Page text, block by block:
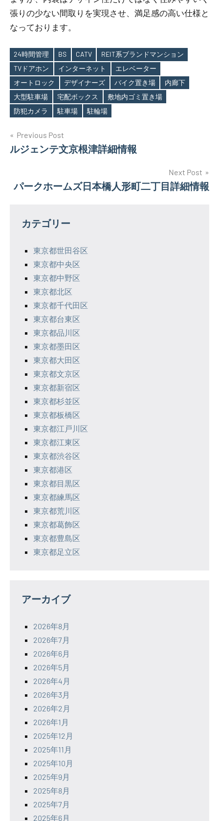
張りの少ない間取りを実現させ、満足感の高い仕様と
なっております。
Tags
24時間管理 BS CATV
REIT系ブランドマンション
TVドアホン
インターネット
エレベーター
オートロック
デザイナーズ バイク置き場
内廊下
大型駐車場
宅配ボックス
敷地内ゴミ置き場
防犯カメラ
駐車場 駐輪場
投
稿
ビ
ー
Previous Post
ルジェンテ文京根津詳細情報
Next Post
パークホームズ日本橋人形町二丁目詳細情報
カテゴリー
東京都世田谷区
東京都中央区
東京都中野区
東京都北区
東京都千代田区
東京都台東区
東京都品川区
東京都墨田区
東京都大田区
東京都文京区
東京都新宿区
東京都杉並区
東京都板橋区
東京都江戸川区
東京都江東区
東京都渋谷区
東京都港区
東京都目黒区
東京都練馬区
東京都荒川区
東京都葛飾区
東京都豊島区
東京都足立区
アーカイブ
2026年8月
2026年7月
2026年6月
2026年5月
2026年4月
2026年3月
2026年2月
2026年1月
2025年12月
2025年11月
2025年10月
2025年9月
2025年8月
2025年7月
2025年6月